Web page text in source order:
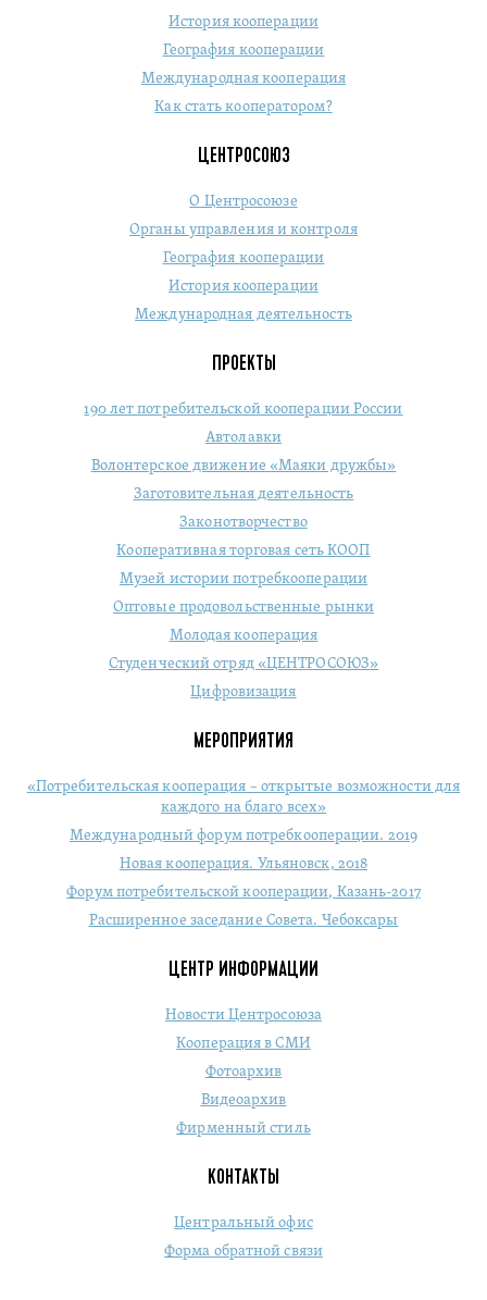
История кооперации
География кооперации
Международная кооперация
Как стать кооператором?
ЦЕНТРОСОЮЗ
О Центросоюзе
Органы управления и контроля
География кооперации
История кооперации
Международная деятельность
ПРОЕКТЫ
190 лет потребительской кооперации России
Автолавки
Волонтерское движение «Маяки дружбы»
Заготовительная деятельность
Законотворчество
Кооперативная торговая сеть КООП
Музей истории потребкооперации
Оптовые продовольственные рынки
Молодая кооперация
Студенческий отряд «ЦЕНТРОСОЮЗ»
Цифровизация
МЕРОПРИЯТИЯ
«Потребительская кооперация – открытые возможности для
каждого на благо всех»
Международный форум потребкооперации. 2019
Новая кооперация. Ульяновск, 2018
Форум потребительской кооперации, Казань-2017
Расширенное заседание Совета. Чебоксары
ЦЕНТР ИНФОРМАЦИИ
Новости Центросоюза
Кооперация в СМИ
Фотоархив
Видеоархив
Фирменный стиль
КОНТАКТЫ
Центральный офис
Форма обратной связи